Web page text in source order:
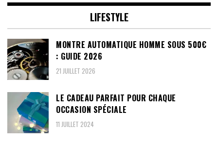
LIFESTYLE
MONTRE AUTOMATIQUE HOMME SOUS 500€
: GUIDE 2026
21 JUILLET 2026
LE CADEAU PARFAIT POUR CHAQUE
OCCASION SPÉCIALE
11 JUILLET 2024